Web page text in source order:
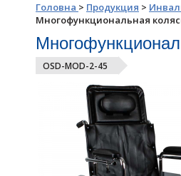
Головна > Продукция >
Многофункциональная
OSD-MOD-2-45